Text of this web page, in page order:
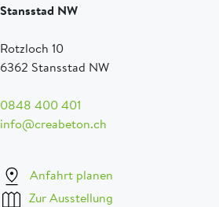
Stansstad NW
Rotzloch 10
6362 Stansstad NW
0848 400 401
info@creabeton.ch
Anfahrt planen
Zur Ausstellung